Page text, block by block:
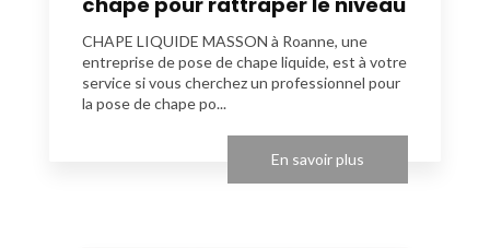
CHAPE LIQUIDE MASSON à Roanne, une
entreprise de pose de chape liquide, est à votre
service si vous cherchez un professionnel pour
la pose de chape po...
En savoir plus